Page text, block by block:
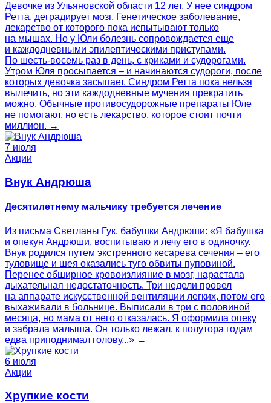
Девочке из Ульяновской области 12 лет. У нее синдром
Ретта, деградирует мозг. Генетическое заболевание,
лекарство от которого пока испытывают только
на мышах. Но у Юли болезнь сопровождается еще
и каждодневными эпилептическими приступами.
По шесть-восемь раз в день, с криками и судорогами.
Утром Юля просыпается – и начинаются судороги, после
которых девочка засыпает. Синдром Ретта пока нельзя
вылечить, но эти каждодневные мучения прекратить
можно. Обычные противосудорожные препараты Юле
не помогают, но есть лекарство, которое стоит почти
миллион. →
7 июля
Акции
Внук Андрюша
Десятилетнему мальчику требуется лечение
Из письма Светланы Гук, бабушки Андрюши: «Я бабушка
и опекун Андрюши, воспитываю и лечу его в одиночку.
Внук родился путем экстренного кесарева сечения – его
туловище и шея оказались туго обвиты пуповиной.
Перенес обширное кровоизлияние в мозг, нарастала
дыхательная недостаточность. Три недели провел
на аппарате искусственной вентиляции легких, потом его
выхаживали в больнице. Выписали в три с половиной
месяца, но мама от него отказалась. Я оформила опеку
и забрала малыша. Он только лежал, к полутора годам
едва приподнимал голову...» →
6 июля
Акции
Хрупкие кости